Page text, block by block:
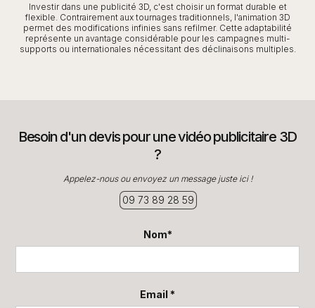
Investir dans une publicité 3D, c'est choisir un format durable et
flexible. Contrairement aux tournages traditionnels, l'animation 3D
permet des modifications infinies sans refilmer. Cette adaptabilité
représente un avantage considérable pour les campagnes multi-
supports ou internationales nécessitant des déclinaisons multiples.
Besoin d'un devis pour une vidéo publicitaire 3D
?
Appelez-nous ou envoyez un message juste ici !
09 73 89 28 59
Nom*
Email *